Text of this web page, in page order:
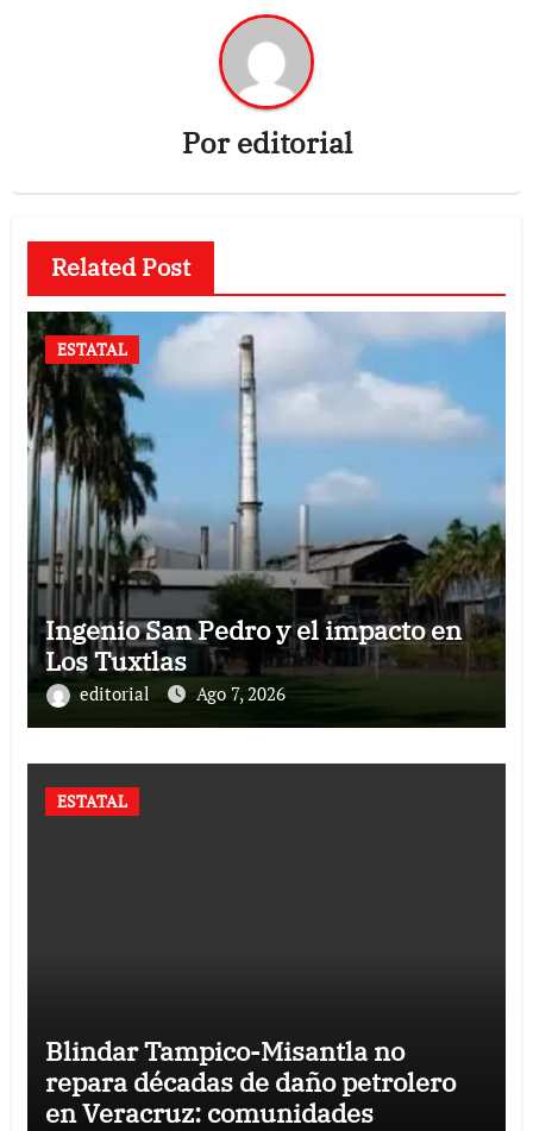
Poreditorial
Related Post
ESTATAL
Ingenio San Pedro y el impacto en
Los Tuxtlas
editorial Ago 7, 2026
ESTATAL
Blindar Tampico-Misantla no
repara décadas de daño petrolero
en Veracruz: comunidades